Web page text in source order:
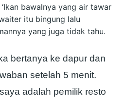
bawalnya yang air tawar
itu bingung lalu
yang juga tidak tahu.
bertanya ke dapur dan
setelah 5 menit.
adalah pemilik resto